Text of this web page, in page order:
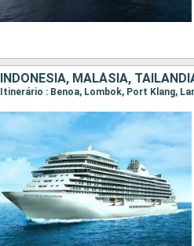
INDONÉSIA, MALÁSIA,
Itinerário : Benoa, Lombok, Port Klang,